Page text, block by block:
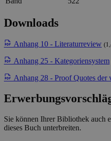
Downloads
Anhang 10 - Literaturreview
Anhang 25 - Kategoriensystem
Anhang 28 - Proof Quotes der
Sie können Ihrer Bibliothek auch
dieses Buch unterbreiten.